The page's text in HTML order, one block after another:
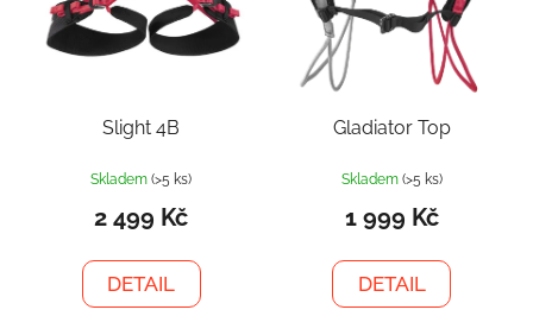
Slight 4B
Skladem(>5 ks)
2 499 Kč
DETAIL
Gladiator Top
Skladem (>5 ks)
1 999 Kč
DETAIL